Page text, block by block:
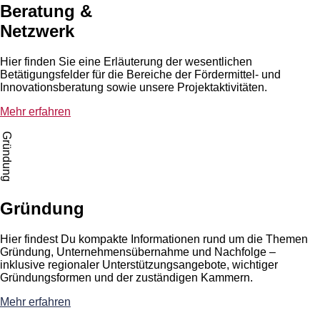
Beratung &
Netzwerk
Hier finden Sie eine Erläuterung der wesentlichen
Betätigungsfelder für die Bereiche der Fördermittel- und
Innovationsberatung sowie unsere Projektaktivitäten.
Mehr erfahren
Gründung
Gründung
Hier findest Du kompakte Informationen rund um die Themen
Gründung, Unternehmensübernahme und Nachfolge –
inklusive regionaler Unterstützungsangebote, wichtiger
Gründungsformen und der zuständigen Kammern.
Mehr erfahren